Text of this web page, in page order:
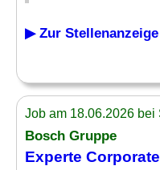
▶ Zur Stellenanzeige
Job am 18.06.2026 bei
Bosch Gruppe
Experte